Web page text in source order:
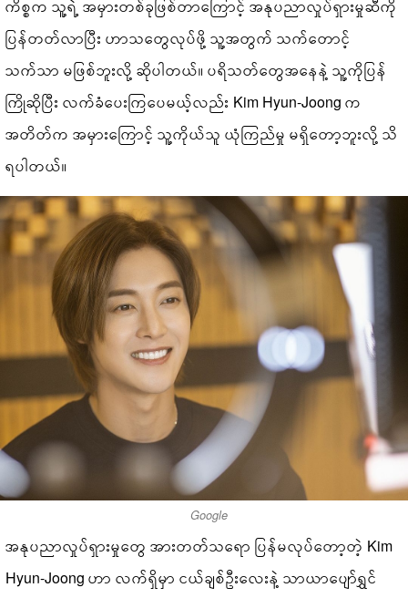
ကိစ္စက သူ့ရဲ့ အမှားတစ်ခုဖြစ်တာကြောင့် အနုပညာလှုပ်ရှားမှုဆီကို
ပြန်တတ်လာပြီး ဟာသတွေလုပ်ဖို့ သူ့အတွက် သက်တောင့်
သက်သာ မဖြစ်ဘူးလို့ ဆိုပါတယ်။ ပရိသတ်တွေအနေနဲ့ သူ့ကိုပြန်
ကြိုဆိုပြီး လက်ခံပေးကြပေမယ့်လည်း Kim Hyun-Joong က
အတိတ်က အမှားကြောင့် သူ့ကိုယ်သူ ယုံကြည်မှု မရှိတော့ဘူးလို့ သိ
ရပါတယ်။
Google
အနုပညာလှုပ်ရှားမှုတွေ အားတတ်သရော ပြန်မလုပ်တော့တဲ့ Kim
Hyun-Joong ဟာ လက်ရှိမှာ ငယ်ချစ်ဦးလေးနဲ့ သာယာပျော်ရွှင်